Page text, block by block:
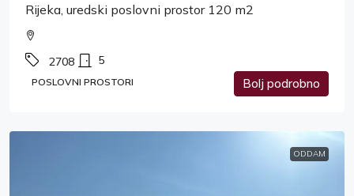
Rijeka, uredski poslovni prostor 120 m2
2708 5
POSLOVNI PROSTORI Bolj podrobno
ODDAM